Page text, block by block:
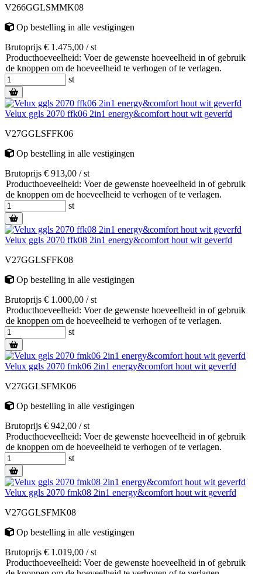
V266GGLSMMK08
Op bestelling in alle vestigingen
Brutoprijs € 1.475,00 / st
Producthoeveelheid: Voer de gewenste hoeveelheid in of gebruik
de knoppen om de hoeveelheid te verhogen of te verlagen.
st
Velux ggls 2070 ffk06 2in1 energy&comfort hout wit geverfd
V27GGLSFFK06
Op bestelling in alle vestigingen
Brutoprijs € 913,00 / st
Producthoeveelheid: Voer de gewenste hoeveelheid in of gebruik
de knoppen om de hoeveelheid te verhogen of te verlagen.
st
Velux ggls 2070 ffk08 2in1 energy&comfort hout wit geverfd
V27GGLSFFK08
Op bestelling in alle vestigingen
Brutoprijs € 1.000,00 / st
Producthoeveelheid: Voer de gewenste hoeveelheid in of gebruik
de knoppen om de hoeveelheid te verhogen of te verlagen.
st
Velux ggls 2070 fmk06 2in1 energy&comfort hout wit geverfd
V27GGLSFMK06
Op bestelling in alle vestigingen
Brutoprijs € 942,00 / st
Producthoeveelheid: Voer de gewenste hoeveelheid in of gebruik
de knoppen om de hoeveelheid te verhogen of te verlagen.
st
Velux ggls 2070 fmk08 2in1 energy&comfort hout wit geverfd
V27GGLSFMK08
Op bestelling in alle vestigingen
Brutoprijs € 1.019,00 / st
Producthoeveelheid: Voer de gewenste hoeveelheid in of gebruik